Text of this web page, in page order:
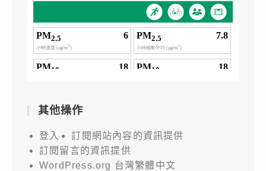
其他操作
登入
訂閱網站內容的資訊提供
訂閱留言的資訊提供
WordPress.org 台灣繁體中文